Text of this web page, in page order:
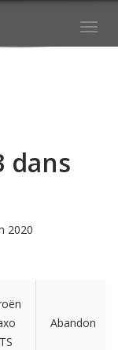
dans
2020
Abandon